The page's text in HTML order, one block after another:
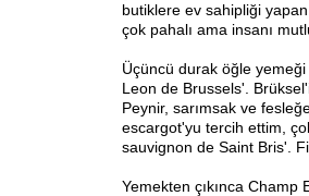
butiklere ev sahipliği
çok pahalı ama insanı
Üçüncü durak öğle
Leon de Brussels'.
Peynir, sarımsak ve
escargot'yu tercih ettim,
sauvignon de Saint Bris'.
Yemekten çıkınca Champ